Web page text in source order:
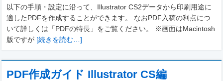
以下の手順・設定に沿って、Illustrator CS2データから印刷用途に
適したPDFを作成することができます。 なおPDF入稿の利点につ
いて詳しくは「PDFの特長」をご覧ください。 ※画面はMacintosh
版ですが [続きを読む…]
PDF作成ガイド Illustrator CS編